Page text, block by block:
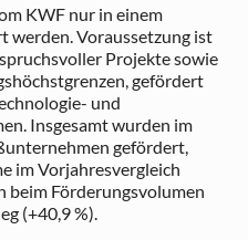
KWF nur in einem
werden. Voraussetzung ist
Projekte sowie
gefördert
und
Insgesamt wurden im
gefördert,
im Vorjahresvergleich
beim Förderungsvolumen
(+40,9 %).